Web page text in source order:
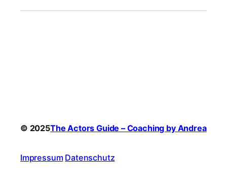
© 2025The Actors Guide – Coaching by Andrea
Impressum Datenschutz